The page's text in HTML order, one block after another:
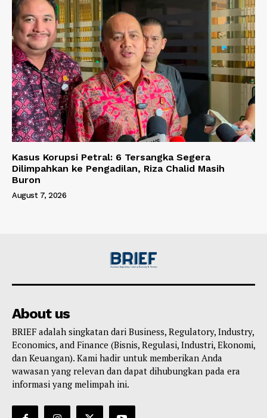
Kasus Korupsi Petral: 6 Tersangka Segera
Dilimpahkan ke Pengadilan, Riza Chalid Masih
Buron
August 7, 2026
About us
BRIEF adalah singkatan dari Business, Regulatory, Industry,
Economics, and Finance (Bisnis, Regulasi, Industri, Ekonomi,
dan Keuangan). Kami hadir untuk memberikan Anda
wawasan yang relevan dan dapat dihubungkan pada era
informasi yang melimpah ini.